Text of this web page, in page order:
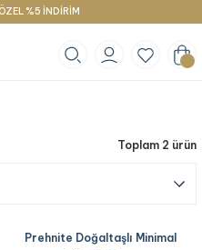
%5 İNDİRİM
Toplam 2 ürün
Prehnite Doğaltaşlı Minimal